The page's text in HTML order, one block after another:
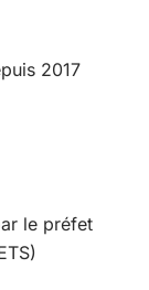
2017
le préfet